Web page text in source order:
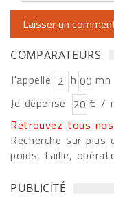
COMPARATEURS
J'appelle h
Je dépense
€ /
Retrouvez tous
Recherche sur
poids, taille,
PUBLICITÉ